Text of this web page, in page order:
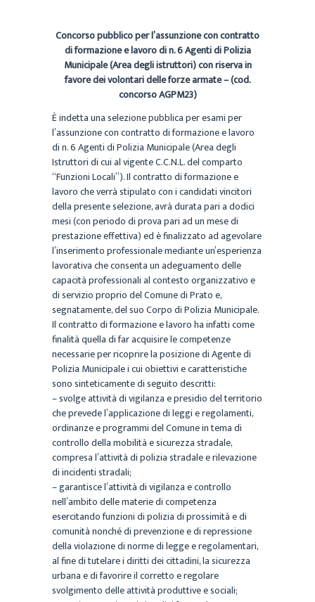
Concorso pubblico per l’assunzione con contratto
di formazione e lavoro di n. 6 Agenti di Polizia
Municipale (Area degli istruttori) con riserva in
favore dei volontari delle forze armate – (cod.
concorso AGPM23)
È indetta una selezione pubblica per esami per
l’assunzione con contratto di formazione e lavoro
din. 6 Agenti di Polizia Municipale (Area degli
Istruttori di cui al vigente C.C.N.L. del comparto
“FunzioniLocali”).Il contratto di formazione e
lavoro che verrà stipulato con i candidati vincitori
della presente selezione,avrà durata pari a dodici
mesi (con periodo di prova pari ad un mese di
prestazione effettiva) ed èfinalizzato ad agevolare
l’inserimento professionale mediante un’esperienza
lavorativa che consentaun adeguamento delle
capacità professionali al contesto organizzativo e
di servizio proprio delComune di Prato e,
segnatamente, del suo Corpo di Polizia Municipale.
Il contratto di formazione e lavoro ha infatti come
finalità quella di far acquisire le competenze
necessarie per ricoprire la posizione di Agente di
Polizia Municipale i cui obiettivi e caratteristiche
sono sinteticamente di seguito descritti:
– svolge attività di vigilanza e presidio del territorio
che prevede l’applicazione di leggi e regolamenti,
ordinanze e programmi del Comune in tema di
controllo della mobilità e sicurezza stradale,
compresal’attività di polizia stradale e rilevazione
di incidenti stradali;
– garantisce l’attività di vigilanza e controllo
nell’ambito delle materie di competenza
esercitandofunzioni di polizia di prossimità e di
comunità nonché di prevenzione e di repressione
della violazione di norme di legge e regolamentari,
al fine di tutelare i diritti dei cittadini, la sicurezza
urbana e difavorire il corretto e regolare
svolgimento delle attività produttive e sociali;